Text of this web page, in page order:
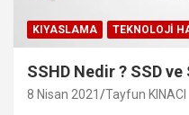
KIYASLAMA TEKNOLOJI
SSHD Nedir ? SSD ve
8 Nisan 2021 Tayfun KINACI